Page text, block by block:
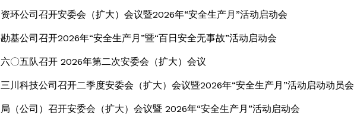
资环公司召开安委会（扩大）会议暨2026年“安全生产月”活动启动会
勘基公司召开2026年“安全生产月”暨“百日安全无事故”活动启动会
六〇五队召开 2026年第二次安委会（扩大）会议
三川科技公司召开二季度安委会（扩大）会议暨2026年“安全生产月”活动启动动员会
局（公司）召开安委会（扩大）会议暨 2026年“安全生产月”活动启动会